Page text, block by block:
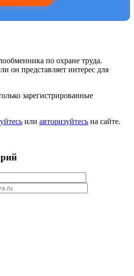
по охране труда.
он представляет интерес для
зарегистрированные
или авторизуйтесь на сайте.